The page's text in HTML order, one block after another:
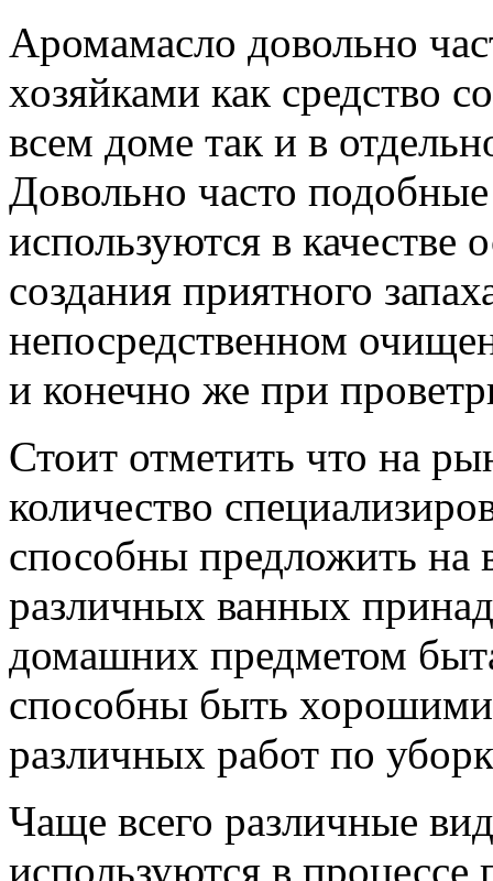
Аромамасло довольно
хозяйками как средство
всем доме так и в
Довольно часто
используются в качестве
создания приятного
непосредственном
и конечно же при
Стоит отметить что на
количество
способны предложить на
различных ванных
домашних предметом
способны быть
различных работ по
Чаще всего различные
используются в